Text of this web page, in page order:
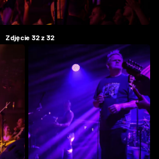
Zdjęcie 32 z 32